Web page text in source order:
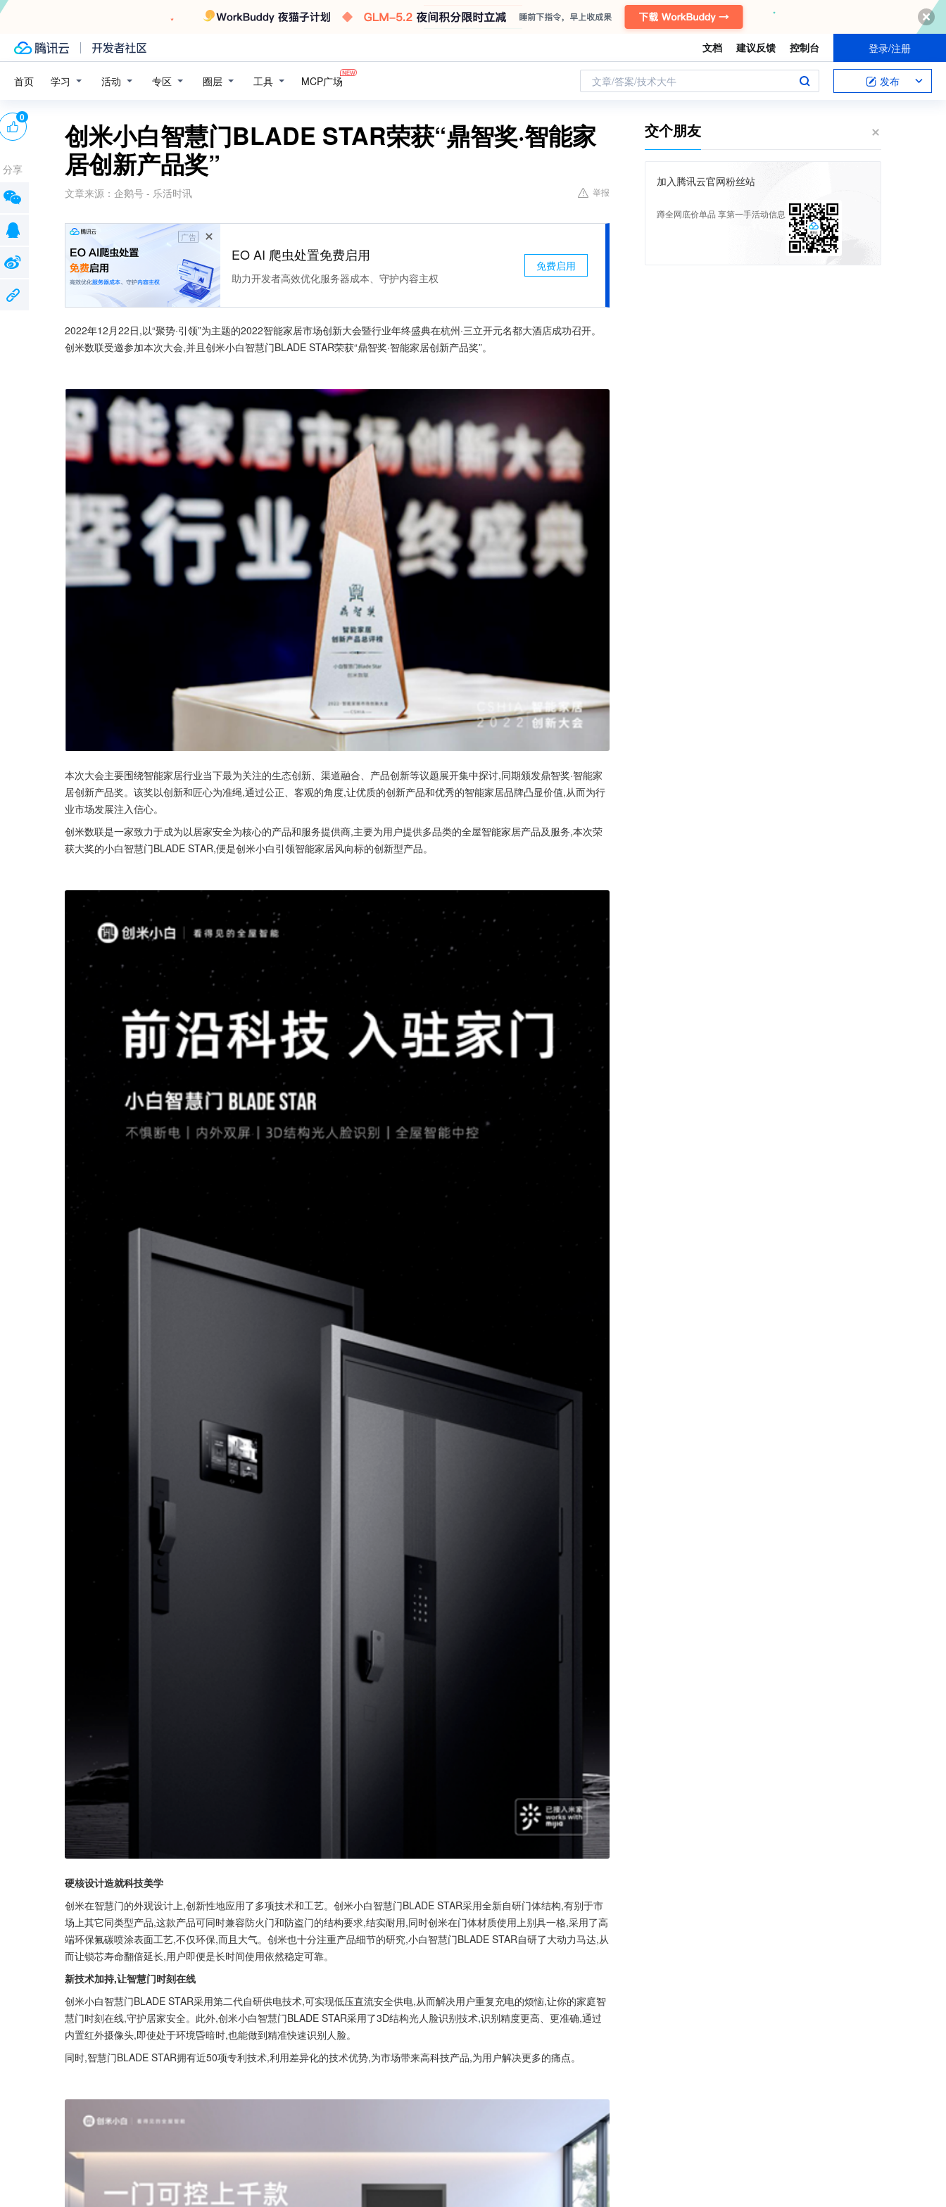
文档 建议反馈 控制台 登录/注册
首页 学习 活动 专区 圈层 工具 MCP广场 文章/答案/技术大牛 发布
创米小白智慧门BLADE STAR荣获“鼎智奖·智能家
居创新产品奖”
文章来源： 企鹅号 - 乐活时讯 举报
广告
EO AI 爬虫处置免费启用
助力开发者高效优化服务器成本、守护内容主权
免费启用
2022年12月22日,以“聚势·引领”为主题的2022智能家居市场创新大会暨行业年终盛典在杭州·三立开元名都大酒店成功召开。
创米数联受邀参加本次大会,并且创米小白智慧门BLADE STAR荣获“鼎智奖·智能家居创新产品奖”。
本次大会主要围绕智能家居行业当下最为关注的生态创新、渠道融合、产品创新等议题展开集中探讨,同期颁发鼎智奖·智能家
居创新产品奖。该奖以创新和匠心为准绳,通过公正、客观的角度,让优质的创新产品和优秀的智能家居品牌凸显价值,从而为行
业市场发展注入信心。
创米数联是一家致力于成为以居家安全为核心的产品和服务提供商,主要为用户提供多品类的全屋智能家居产品及服务,本次荣
获大奖的小白智慧门BLADE STAR,便是创米小白引领智能家居风向标的创新型产品。
硬核设计造就科技美学
创米在智慧门的外观设计上,创新性地应用了多项技术和工艺。创米小白智慧门BLADE STAR采用全新自研门体结构,有别于市
场上其它同类型产品,这款产品可同时兼容防火门和防盗门的结构要求,结实耐用,同时创米在门体材质使用上别具一格,采用了高
端环保氟碳喷涂表面工艺,不仅环保,而且大气。创米也十分注重产品细节的研究,小白智慧门BLADE STAR自研了大动力马达,从
而让锁芯寿命翻倍延长,用户即便是长时间使用依然稳定可靠。
新技术加持,让智慧门时刻在线
创米小白智慧门BLADE STAR采用第二代自研供电技术,可实现低压直流安全供电,从而解决用户重复充电的烦恼,让你的家庭智
慧门时刻在线,守护居家安全。此外,创米小白智慧门BLADE STAR采用了3D结构光人脸识别技术,识别精度更高、更准确,通过
内置红外摄像头,即使处于环境昏暗时,也能做到精准快速识别人脸。
同时,智慧门BLADE STAR拥有近50项专利技术,利用差异化的技术优势,为市场带来高科技产品,为用户解决更多的痛点。
0
分享
交个朋友
加入腾讯云官网粉丝站
蹲全网底价单品 享第一手活动信息